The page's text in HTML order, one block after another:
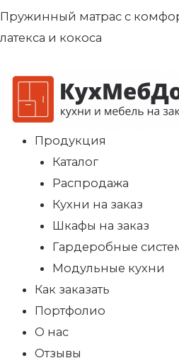
Пружинный матрас с
латекса и кокоса
Продукция
Каталог
Распродажа
Кухни на заказ
Шкафы на заказ
Гардеробные
Модульные кухни
Как заказать
Портфолио
О нас
Отзывы